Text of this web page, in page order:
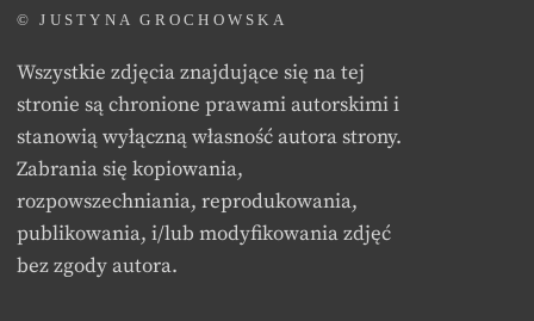
© JUSTYNA GROCHOWSKA
Wszystkie zdjęcia znajdujące się na tej
stronie są chronione prawami autorskimi i
stanowią wyłączną własność autora strony.
Zabrania się kopiowania,
rozpowszechniania, reprodukowania,
publikowania, i/lub modyfikowania zdjęć
bez zgody autora.